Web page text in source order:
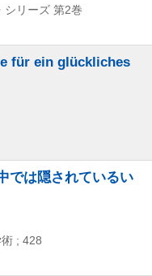
シリーズ 第2巻
für ein glückliches
では隠されているい
; 428